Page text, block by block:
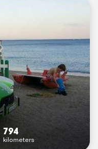
794
kilometers